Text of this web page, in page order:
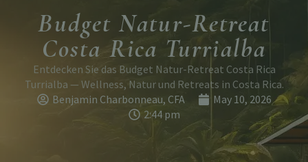
Budget Natur-Retreat
Costa Rica Turrialba
Entdecken Sie das Budget Natur-Retreat Costa Rica
Turrialba — Wellness, Natur und Retreats in Costa Rica.
Benjamin Charbonneau, CFA
May 10, 2026
2:44 pm